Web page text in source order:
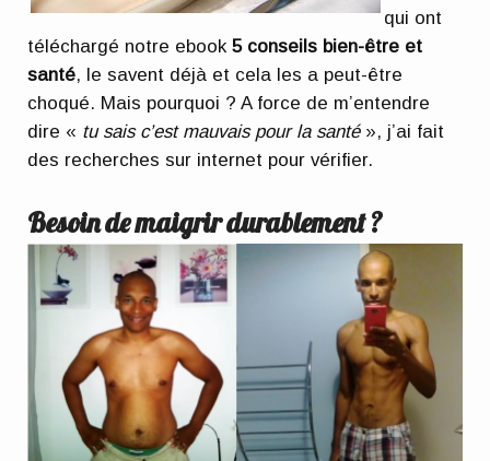
qui ont
téléchargé notre ebook5 conseils bien-être et
santé, le savent déjà et cela les a peut-être
choqué. Mais pourquoi ? A force de m’entendre
dire « tu sais c’est mauvais pour la santé», j’ai fait
des recherches sur internet pour vérifier.
Besoin de maigrir durablement ?